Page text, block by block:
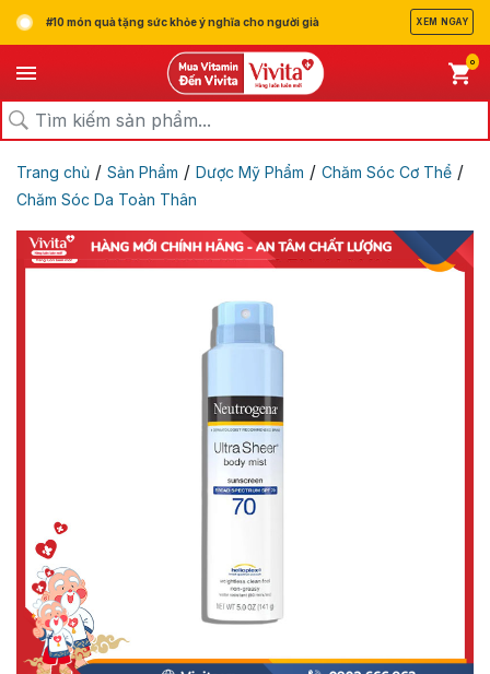
#10 món quà tặng sức khỏe ý nghĩa cho người già XEM NGAY
0
Trang chủ / Sản Phẩm / Dược Mỹ Phẩm / Chăm Sóc Cơ Thể /
Chăm Sóc Da Toàn Thân